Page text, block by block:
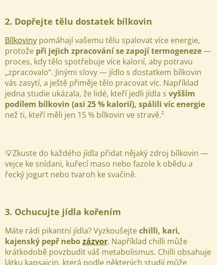
2. Dopřejte tělu dostatek bílkovin
Bílkoviny pomáhají vašemu tělu spalovat více energie,
protože při jejich zpracování se zapojí termogeneze—
proces, kdy tělo spotřebuje více kalorií, aby potravu
„zpracovalo“. Jinými slovy — jídlo s dostatkem bílkovin
vás zasytí, a ještě přiměje tělo pracovat víc. Například
jedna studie ukázala, že lidé, kteří jedli jídla s vyšším
podílem bílkovin (asi 25 % kalorií), spálili víc energie
než ti, kteří měli jen 15 % bílkovin ve stravě.²
💡Zkuste do každého jídla přidat nějaký zdroj bílkovin —
vejce ke snídani, kuřecí maso nebo fazole k obědu a
řecký jogurt nebo tvaroh ke svačině.
3. Ochucujte jídla kořením
Máte rádi pikantní jídla? Vyzkoušejtechilli, kari,
kajenský pepř nebozázvor. Například chilli může
krátkodobě povzbudit váš metabolismus. Chilli obsahuje
látku kapsaicin, která podle některých studií může